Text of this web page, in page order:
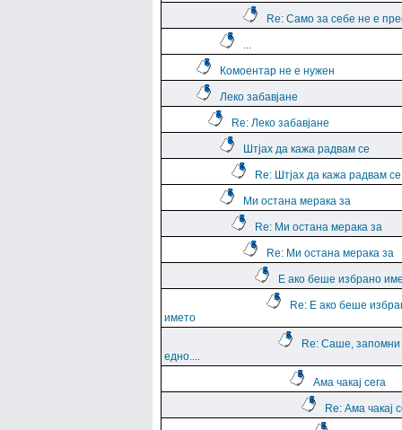
Re: Само за себе не е
...
Комоентар не е нужен
Леко забавјане
Re: Леко забавјане
Штјах да кажа радвам се
Re: Штјах да кажа радвам се
Ми остана мерака за
Re: Ми остана мерака за
Re: Ми остана мерака за
Е ако беше избрано
Re: Е ако беше
името
Re: Саше, запомни
едно....
Ама чакај сега
Re: Ама чакај